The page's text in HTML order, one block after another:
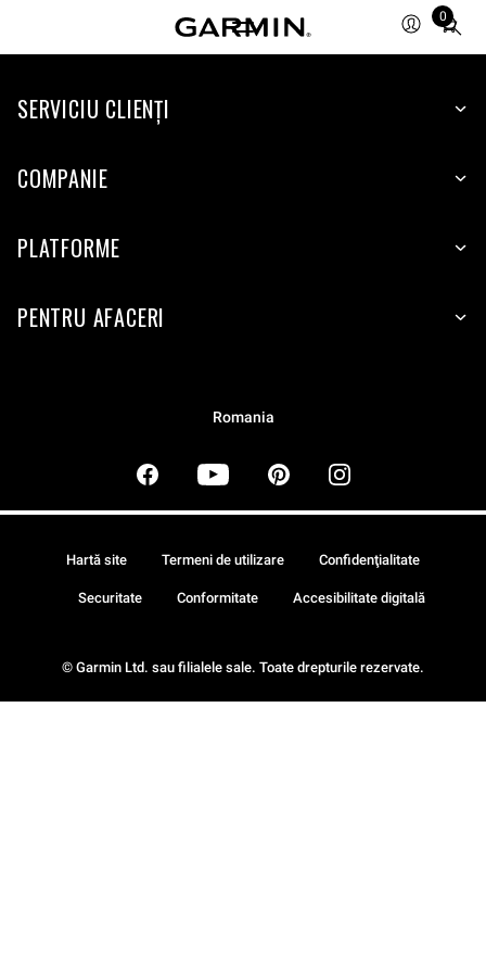
0
Total
items
cart:
SERVICIU CLIENŢI
COMPANIE
PLATFORME
PENTRU AFACERI
Romania
© Garmin Ltd. sau filialele sale. Toate drepturile rezervate.
Hartă site Termeni de utilizare Confidenţialitate
Securitate Conformitate Accesibilitate digitală